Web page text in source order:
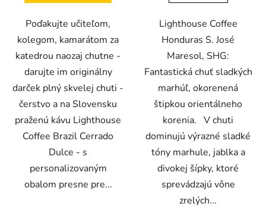
hviezdičiek.
Poďakujte učiteľom,
kolegom, kamarátom za
katedrou naozaj chutne -
darujte im originálny
darček plný skvelej chuti -
čerstvo a na Slovensku
praženú kávu Lighthouse
Coffee Brazil Cerrado
Dulce - s
personalizovaným
obalom presne pre...
hviezdičiek.
Lighthouse Coffee
Honduras S. José
Maresol, SHG:
Fantastická chuť sladkých
marhúľ, okorenená
štipkou orientálneho
korenia. V chuti
dominujú výrazné sladké
tóny marhule, jablka a
divokej šípky, ktoré
sprevádzajú vône
zrelých...